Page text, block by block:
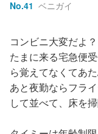
No.41 ベニガイ
コンビニ大変だよ？
たまに来る宅急便
ら覚えてなくてあ
あと夜勤ならフラ
して並べて、床を